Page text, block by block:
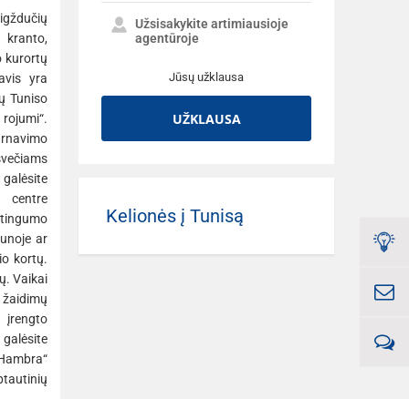
kurortų
yra
Tuniso
galėsite
ar
kortų.
Vaikai
Užsisakykite artimiausioje
agentūroje
Jūsų užklausa
UŽKLAUSA
Kelionės į Tunisą